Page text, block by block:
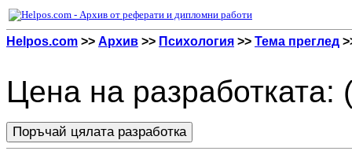
Helpos.com >> Архив >> Психология >> Тема преглед
Цена на разработката: